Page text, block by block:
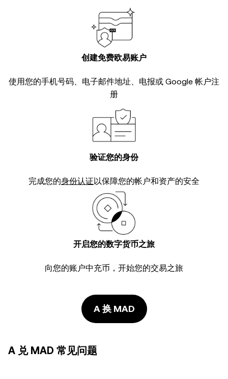
创建免费欧易账户
使用您的手机号码、电子邮件地址、电报或 Google 帐户注
册
验证您的身份
完成您的身份认证以保障您的帐户和资产的安全
开启您的数字货币之旅
向您的账户中充币，开始您的交易之旅
A 换 MAD
A 兑 MAD 常见问题